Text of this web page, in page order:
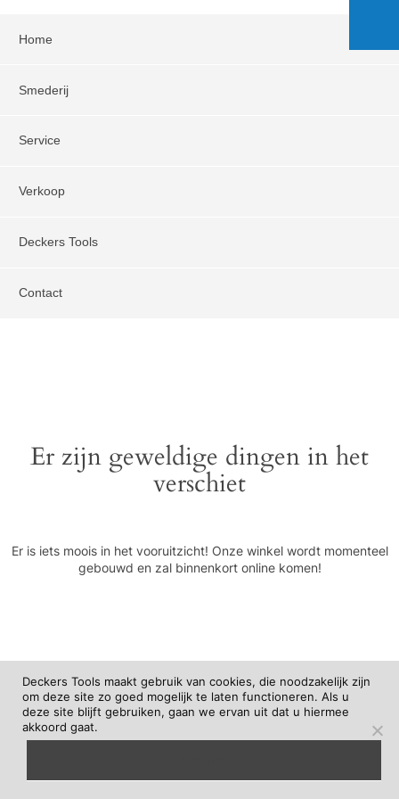
Home
Smederij
Service
Verkoop
Deckers Tools
Contact
Er zijn geweldige dingen in het
verschiet
Er is iets moois in het vooruitzicht! Onze winkel wordt momenteel
gebouwd en zal binnenkort online komen!
Deckers Tools maakt gebruik van cookies, die noodzakelijk zijn
om deze site zo goed mogelijk te laten functioneren. Als u
deze site blijft gebruiken, gaan we ervan uit dat u hiermee
akkoord gaat.